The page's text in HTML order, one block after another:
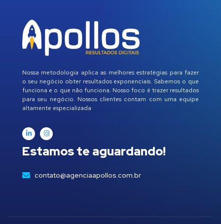
Nossa metodologia aplica as melhores estratégias para fazer
o seu negócio obter resultados exponenciais. Sabemos o que
funciona e o que não funciona. Nosso foco é trazer resultados
para seu negócio. Nossos clientes contam com uma equipe
altamente especializada
Estamos te aguardando!
contato@agenciaapollos.com.br